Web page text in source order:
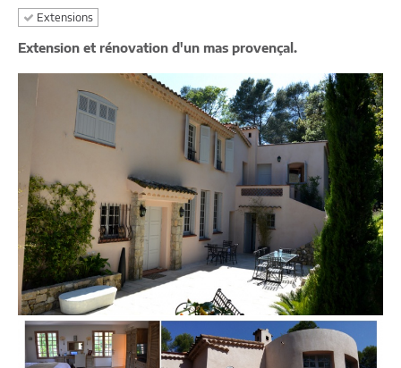
Extensions
Extension et rénovation d'un mas provençal.